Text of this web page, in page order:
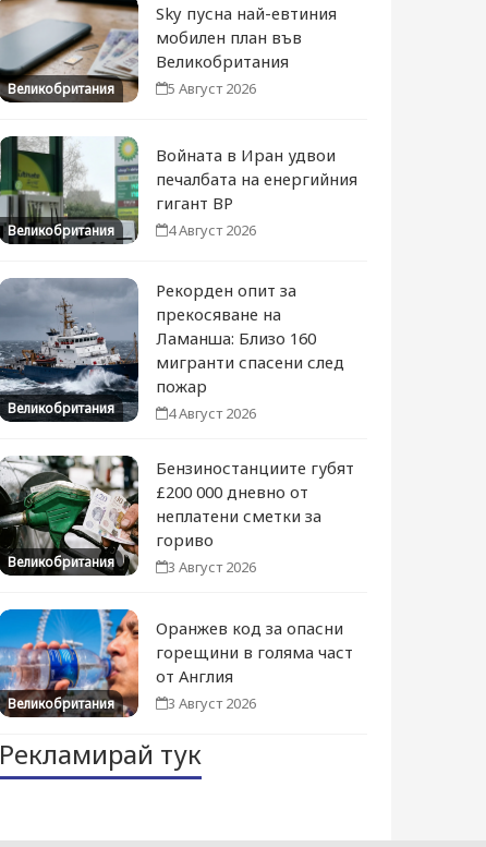
Великобритания
Sky пусна най-евтиния
мобилен план във
Великобритания
5 Август 2026
Великобритания
Войната в Иран удвои
печалбата на енергийния
гигант BP
4 Август 2026
Великобритания
Рекорден опит за
прекосяване на
Ламанша: Близо 160
мигранти спасени след
пожар
4 Август 2026
Великобритания
Бензиностанциите губят
£200 000 дневно от
неплатени сметки за
гориво
3 Август 2026
Великобритания
Оранжев код за опасни
горещини в голяма част
от Англия
3 Август 2026
Рекламирай тук